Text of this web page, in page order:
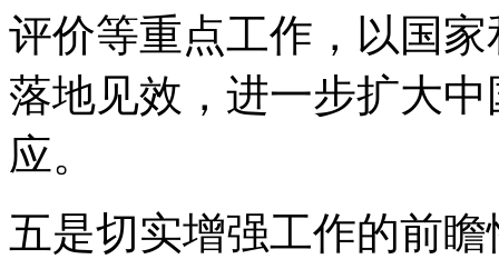
评价等重点工作，以国
落地见效，进一步扩大
应。
五是切实增强工作的前